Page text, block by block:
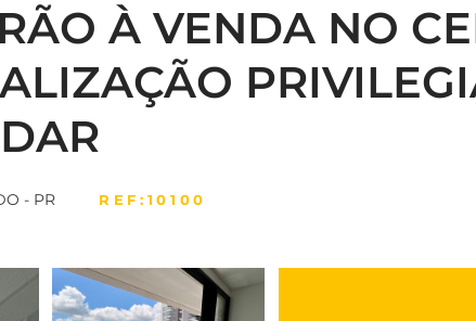
À VENDA NO
- PR REF:10100